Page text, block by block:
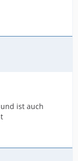
ist auch